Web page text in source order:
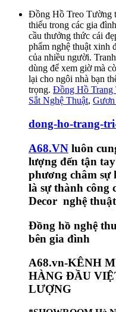
Đồng Hồ Treo Tường
thiếu trong các gia
cầu thưởng thức cái
phẩm nghệ thuật xinh
của nhiều người.
dùng để xem giờ mà
lại cho ngôi nhà bạn
trọng. Đồng Hồ Trang
Sắt Nghệ Thuật,
dong-ho-trang-
A68.VN luôn
lượng đến tận
phương châm sự
là sự thành công
Decor nghệ
Đồng hồ nghệ
bên gia đình
A68.vn-KÊNH
HÀNG ĐẦU
LƯỢNG